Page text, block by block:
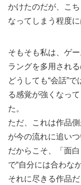
かけたのだが、こ
なってしまう程度
そもそも私は、ゲ
ラングを多用され
どうしても“会話”
る感覚が強くなっ
た。
ただ、これは作品
が今の流れに追い
だからこそ、「面
で“自分には合わなか
それに尽きる作品だ